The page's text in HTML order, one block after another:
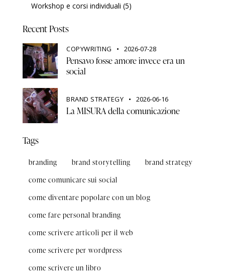
Workshop e corsi individuali (5)
Recent Posts
COPYWRITING 2026-07-28
Pensavo fosse amore invece era un
social
BRAND STRATEGY 2026-06-16
La MISURA della comunicazione
Tags
branding brand storytelling
brand strategy
come comunicare sui social
come diventare popolare con un blog
come fare personal branding
come scrivere articoli per il web
come scrivere per wordpress
come scrivere un libro